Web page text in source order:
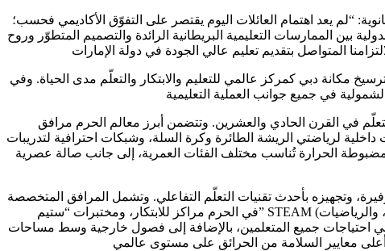
“لم يعد اهتمام العائلات اليوم يقتصر على التفوّق الأكاديمي فحسب؛
بين الممارسات التعليمية البريطانية الرائدة والتصميم المتطوّر وروح
والتنمية البشرية، والرامية إلى ترسيخ مكانة دبي كمركز عالمي للتعليم والابتكار والتعلّم مدى الحياة. وفي
في القرن الحادي والعشرين. وتتضمن أبرز معالم الحرم مرافق
لرياضتي الريشة الطائرة وكرة السلة، وشبكات احترافية لتدريبات
الحرارة تُناسب مختلف الفئات العمرية، إلى جانب صالة عصرية
وتجهيزه بأحدث تقنيات التعلّم التفاعلي. وتشمل المرافق المتخصصة
في الحرم مراكز للابتكار، ومختبرات “ستيم” STEAM (التي تركّز على العلوم، والتكنولوجيا، والهندسة، والفنون، والرياضيات)، واستوديوهات للفنون والموسيقى، وورش عمل للتصميم والتكنولوجيا، لتشجيع
احتياجات جميع المتعلمين، بالإضافة إلى فصول خارجية وسط مساحات